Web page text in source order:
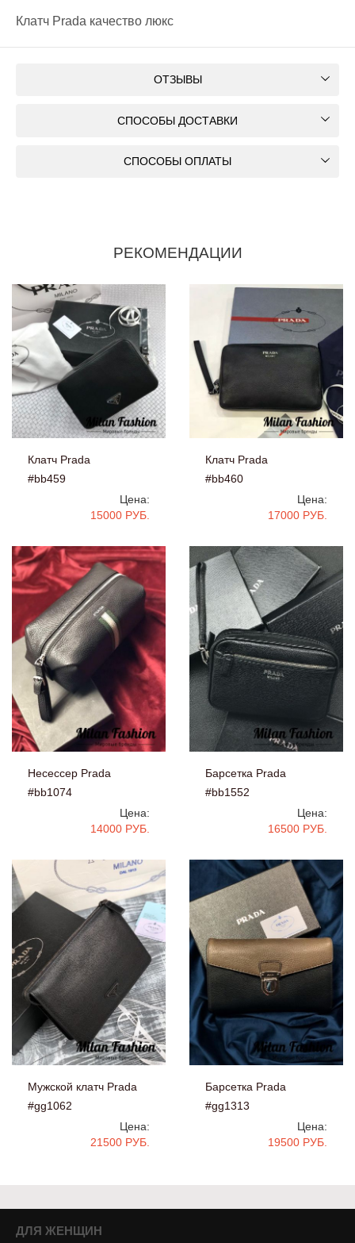
Клатч Prada качество люкс
ОТЗЫВЫ
СПОСОБЫ ДОСТАВКИ
СПОСОБЫ ОПЛАТЫ
РЕКОМЕНДАЦИИ
Клатч Prada
#bb459
Цена:
15000 РУБ.
Клатч Prada
#bb460
Цена:
17000 РУБ.
Несессер Prada
#bb1074
Цена:
14000 РУБ.
Барсетка Prada
#bb1552
Цена:
16500 РУБ.
Мужской клатч Prada
#gg1062
Цена:
21500 РУБ.
Барсетка Prada
#gg1313
Цена:
19500 РУБ.
ДЛЯ ЖЕНЩИН